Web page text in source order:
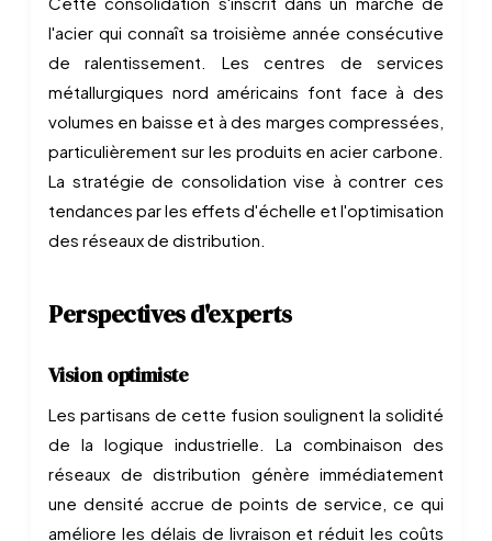
l'acier qui connaît sa troisième année consécutive
de ralentissement. Les centres de services
métallurgiques nord américains font face à des
volumes en baisse et à des marges compressées,
particulièrement sur les produits en acier carbone.
La stratégie de consolidation vise à contrer ces
tendances par les effets d'échelle et l'optimisation
des réseaux de distribution.
Perspectives d'experts
Vision optimiste
Les partisans de cette fusion soulignent la solidité
de la logique industrielle. La combinaison des
réseaux de distribution génère immédiatement
une densité accrue de points de service, ce qui
améliore les délais de livraison et réduit les coûts